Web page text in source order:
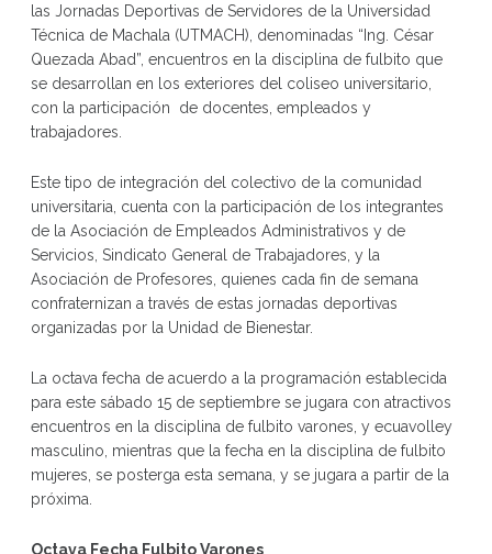
las Jornadas Deportivas de Servidores de la Universidad
Técnica de Machala (UTMACH), denominadas “Ing. César
Quezada Abad”, encuentros en la disciplina de fulbito que
se desarrollan en los exteriores del coliseo universitario,
con la participación de docentes, empleados y
trabajadores.
Este tipo de integración del colectivo de la comunidad
universitaria, cuenta con la participación de los integrantes
de la Asociación de Empleados Administrativos y de
Servicios, Sindicato General de Trabajadores, y la
Asociación de Profesores, quienes cada fin de semana
confraternizan a través de estas jornadas deportivas
organizadas por la Unidad de Bienestar.
La octava fecha de acuerdo a la programación establecida
para este sábado 15 de septiembre se jugara con atractivos
encuentros en la disciplina de fulbito varones, y ecuavolley
masculino, mientras que la fecha en la disciplina de fulbito
mujeres, se posterga esta semana, y se jugara a partir de la
próxima.
Octava Fecha Fulbito Varones